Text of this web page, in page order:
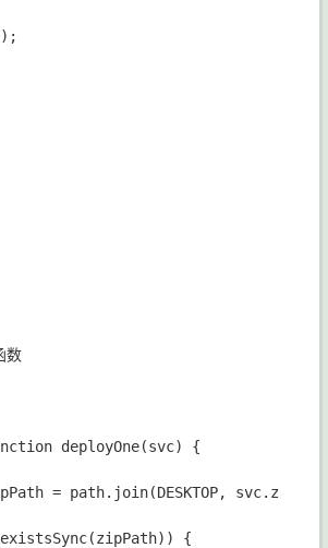
数
deployOne(svc) {
= path.join(DESKTOP, svc.zip);
{